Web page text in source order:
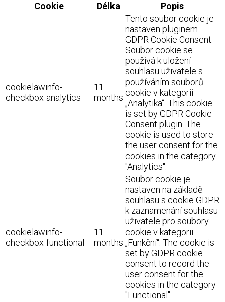
Cookie
Délka Popis
cookielawinfo-
checkbox-analytics
11
months
Tento soubor cookie je
nastaven pluginem
GDPR Cookie Consent.
Soubor cookie se
používá k uložení
souhlasu uživatele s
používáním souborů
cookie v kategorii
„Analytika“. This cookie
is set by GDPR Cookie
Consent plugin. The
cookie is used to store
the user consent for the
cookies in the category
"Analytics".
cookielawinfo-
checkbox-functional
11
months
Soubor cookie je
nastaven na základě
souhlasu s cookie GDPR
k zaznamenání souhlasu
uživatele pro soubory
cookie v kategorii
„Funkční“. The cookie is
set by GDPR cookie
consent to record the
user consent for the
cookies in the category
"Functional".